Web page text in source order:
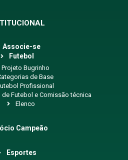
Associe-se
Futebol
Projeto Bugrinho
de Base
Profissional
de Futebol e Comissão técnica
Elenco
Campeão
Esportes